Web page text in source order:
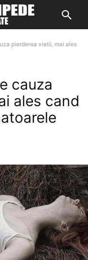
pierderea vietii, mai ales
cauza
ales cand